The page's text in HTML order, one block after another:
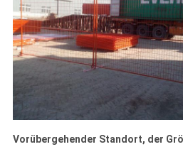
Vorübergehender Standort, der